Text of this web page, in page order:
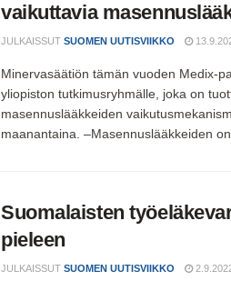
vaikuttavia
JULKAISSUT SUOMEN UUTISVIIKKO
Minervasäätiön tämän vuoden Medix-
yliopiston tutkimusryhmälle, joka on
masennuslääkkeiden
maanantaina. –Masennuslääkkeiden
Suomalaisten
pieleen
JULKAISSUT SUOMEN UUTISVIIKKO